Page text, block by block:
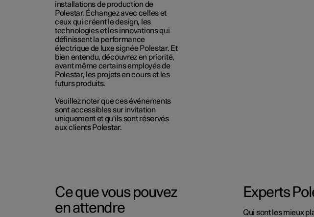
installations de production de
Polestar. Échangez avec celles et
ceux qui créent le design, les
technologies et les innovations qui
définissent la performance
électrique de luxe signée Polestar. Et
bien entendu, découvrez en priorité,
avant même certains employés de
Polestar, les projets en cours et les
futurs produits.
Veuillez noter que ces événements
sont accessibles sur invitation
uniquement et qu'ils sont réservés
aux clients Polestar.
Ce que vous pouvez
en attendre
Experts
Qui sont les mieux